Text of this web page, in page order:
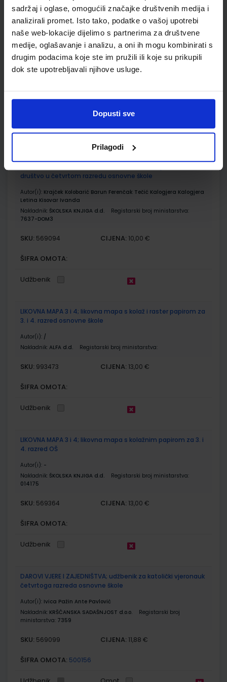
sadržaj i oglase, omogućili značajke društvenih medija i
analizirali promet. Isto tako, podatke o vašoj upotrebi
naše web-lokacije dijelimo s partnerima za društvene
medije, oglašavanje i analizu, a oni ih mogu kombinirati s
drugim podacima koje ste im pružili ili koje su prikupili
dok ste upotrebljavali njihove usluge.
Dopusti sve
Prilagodi
ISTRAŽUJEMO NAŠ SVIJET 4; radna bilježnica za prirodu i
društvo u četvrtom razredu osnovne škole
Autor(i):Tamara Kisovar Ivanda Alena Letina Zdenko Braičić
Nakladnik:
ŠKOLSKA KNJIGA d.d.
Registarski broj ministarstva:
7637-DOM
SKU:569092 CIJENA:11,00 €
Udžbenik Omot
društvo u četvrtom razredu osnovne škole
Autor(i): Krajček Kolobarić Barun Ferenčak Tečić Kalogjera Kalogjera
Letina Kisovar Ivanda
Nakladnik: ŠKOLSKA KNJIGA d.d.
Registarski broj ministarstva:
7637-DOM3
SKU: 569094 CIJENA: 10,00 €
ŠIFRA OMOTA:
Udžbenik
LIKOVNA MAPA 3 i 4; likovna mapa s kolaž i raster papirom za
3. i 4. razred osnovne škole
Autor(i): /
Nakladnik: ALFA d.d. Registarski broj ministarstva:
SKU: 993473 CIJENA: 13,00 €
ŠIFRA OMOTA:
Udžbenik
LIKOVNA MAPA 3 i 4; likovna mapa s kolažnim papirom za 3. i
4. razred OŠ
Autor(i): -
Nakladnik: ŠKOLSKA KNJIGA d.d.
Registarski broj ministarstva:
014175
SKU: 569364 CIJENA: 13,00 €
ŠIFRA OMOTA:
Udžbenik
DAROVI VJERE I ZAJEDNIŠTVA; udžbenik za katolički vjeronauk
četvrtoga razreda osnovne škole
Autor(i): Ivica Pažin Ante Pavlović
Nakladnik: KRŠĆANSKA SADAŠNJOST d.o.o.
Registarski broj
ministarstva: 7359
SKU: 569099 CIJENA: 11,88 €
ŠIFRA OMOTA: 500156